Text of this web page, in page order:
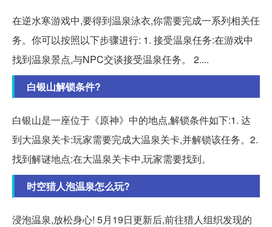
在逆水寒游戏中,要得到温泉泳衣,你需要完成一系列相关任
务。你可以按照以下步骤进行: 1. 接受温泉任务:在游戏中
找到温泉景点,与NPC交谈接受温泉任务。 2....
白银山解锁条件?
白银山是一座位于《原神》中的地点,解锁条件如下:1. 达
到大温泉关卡:玩家需要完成大温泉关卡,并解锁该任务。2.
找到解谜地点:在大温泉关卡中,玩家需要找到。
时空猎人泡温泉怎么玩?
浸泡温泉,放松身心! 5月19日更新后,前往猎人组织发现的